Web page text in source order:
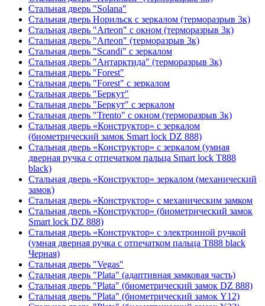
Стальная дверь "Solana"
Стальная дверь Норильск с зеркалом (терморазрыв 3к)
Стальная дверь "Arteon" с окном (терморазрыв 3к)
Стальная дверь "Arteon" (терморазрыв 3к)
Стальная дверь "Scandi" с зеркалом
Стальная дверь "Антарктида" (терморазрыв 3к)
Стальная дверь "Forest"
Стальная дверь "Forest" с зеркалом
Стальная дверь "Беркут"
Стальная дверь "Беркут" с зеркалом
Стальная дверь "Trento" с окном (терморазрыв 3к)
Стальная дверь «Конструктор» с зеркалом
(биометрический замок Smart lock DZ 888)
Стальная дверь «Конструктор» с зеркалом (умная
дверная ручка с отпечатком пальца Smart lock T888
black)
Стальная дверь «Конструктор» зеркалом (механический
замок)
Стальная дверь «Конструктор» с механическим замком
Стальная дверь «Конструктор» (биометрический замок
Smart lock DZ 888)
Стальная дверь «Конструктор» с электронной ручкой
(умная дверная ручка с отпечатком пальца T888 black
Черная)
Стальная дверь "Vegas"
Стальная дверь "Plata" (адаптивная замковая часть)
Стальная дверь "Plata" (биометрический замок DZ 888)
Стальная дверь "Plata" (биометрический замок Y12)